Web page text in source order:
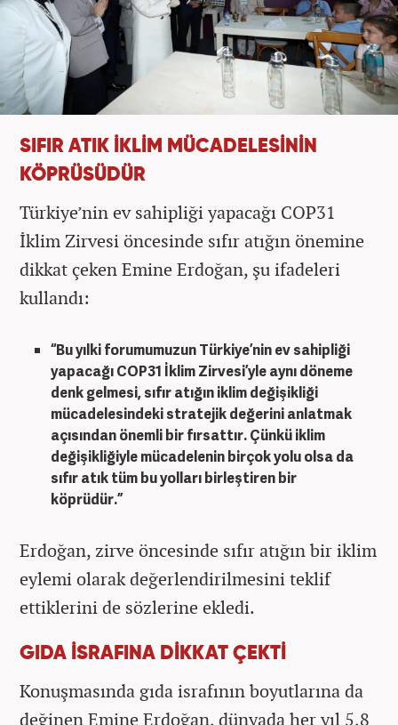
SIFIR ATIK İKLİM MÜCADELESİNİN
KÖPRÜSÜDÜR
Türkiye’nin ev sahipliği yapacağı COP31
İklim Zirvesi öncesinde sıfır atığın önemine
dikkat çeken Emine Erdoğan, şu ifadeleri
kullandı:
“Bu yılki forumumuzun Türkiye’nin ev sahipliği
yapacağı COP31 İklim Zirvesi’yle aynı döneme
denk gelmesi, sıfır atığın iklim değişikliği
mücadelesindeki stratejik değerini anlatmak
açısından önemli bir fırsattır. Çünkü iklim
değişikliğiyle mücadelenin birçok yolu olsa da
sıfır atık tüm bu yolları birleştiren bir
köprüdür.”
Erdoğan, zirve öncesinde sıfır atığın bir iklim
eylemi olarak değerlendirilmesini teklif
ettiklerini de sözlerine ekledi.
GIDA İSRAFINA DİKKAT ÇEKTİ
Konuşmasında gıda israfının boyutlarına da
değinen Emine Erdoğan, dünyada her yıl 5,8